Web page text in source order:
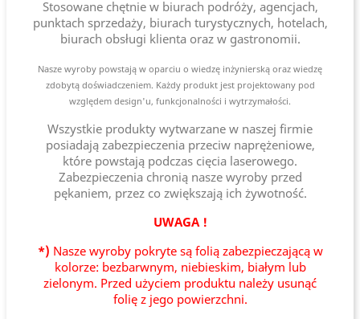
Stosowane chętnie w biurach podróży, agencjach,
punktach sprzedaży, biurach turystycznych, hotelach,
biurach obsługi klienta oraz w gastronomii.
Nasze wyroby powstają w oparciu o wiedzę inżynierską oraz wiedzę
zdobytą doświadczeniem. Każdy produkt jest projektowany pod
względem design'u, funkcjonalności i wytrzymałości.
Wszystkie produkty wytwarzane w naszej firmie
posiadają zabezpieczenia przeciw naprężeniowe,
które powstają podczas cięcia laserowego.
Zabezpieczenia chronią nasze wyroby przed
pękaniem, przez co zwiększają ich żywotność.
UWAGA !
*) Nasze wyroby pokryte są folią zabezpieczającą w
kolorze: bezbarwnym, niebieskim, białym lub
zielonym. Przed użyciem produktu należy usunąć
folię z jego powierzchni.